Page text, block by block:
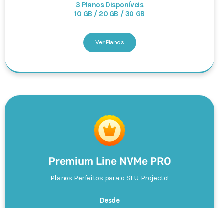
3 Planos Disponíveis
10 GB / 20 GB / 30 GB
Ver Planos
Premium Line NVMe PRO
Planos Perfeitos para o SEU Projecto!
Desde